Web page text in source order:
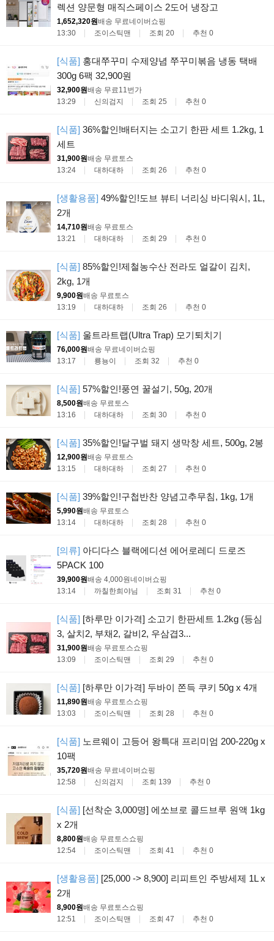
렉션 양문형 매직스페이스 2도어 냉장고
1,652,320원배송 무료네이버쇼핑
13:30
조이스틱맨 조회 20 추천 0
[식품] 홍대쭈꾸미 수제양념 쭈꾸미볶음 냉동 택배
300g 6팩 32,900원
32,900원배송 무료11번가
13:29
신의검지 조회 25 추천 0
[식품] 36%할인!배터지는 소고기 한판 세트 1.2kg, 1
세트
31,900원배송 무료토스
13:24
대하대하 조회 26 추천 0
[생활용품] 49%할인!도브 뷰티 너리싱 바디워시, 1L,
2개
14,710원배송 무료토스
13:21
대하대하 조회 29 추천 0
[식품] 85%할인!제철농수산 전라도 얼갈이 김치,
2kg, 1개
9,900원배송 무료토스
13:19
대하대하 조회 26 추천 0
[식품] 울트라트랩(Ultra Trap) 모기퇴치기
76,000원배송 무료네이버쇼핑
13:17
룡뇽이 조회 32 추천 0
[식품] 57%할인!풍연 꿀설기, 50g, 20개
8,500원배송 무료토스
13:16
대하대하 조회 30 추천 0
[식품] 35%할인!달구벌 돼지 생막창 세트, 500g, 2봉
12,900원배송 무료토스
13:15
대하대하 조회 27 추천 0
[식품] 39%할인!구첩반찬 양념고추무침, 1kg, 1개
5,990원배송 무료토스
13:14
대하대하 조회 28 추천 0
[의류] 아디다스 블랙에디션 에어로레디 드로즈
5PACK 100
39,900원배송 4,000원네이버쇼핑
13:14
까칠한희야님 조회 31 추천 0
[식품] [하루만 이가격] 소고기 한판세트 1.2kg (등심
3, 살치2, 부채2, 갈비2, 우삼겹3...
31,900원배송 무료토스쇼핑
13:09
조이스틱맨 조회 29 추천 0
[식품] [하루만 이가격] 두바이 쫀득 쿠키 50g x 4개
11,890원배송 무료토스쇼핑
13:03
조이스틱맨 조회 28 추천 0
[식품] 노르웨이 고등어 왕특대 프리미엄 200-220g x
10팩
35,720원배송 무료네이버쇼핑
12:58
신의검지 조회 139 추천 0
[식품] [선착순 3,000명] 에쏘브로 콜드브루 원액 1kg
x 2개
8,800원배송 무료토스쇼핑
12:54
조이스틱맨 조회 41 추천 0
[생활용품] [25,000 -> 8,900] 리피트인 주방세제 1L x
2개
8,900원배송 무료토스쇼핑
12:51
조이스틱맨 조회 47 추천 0